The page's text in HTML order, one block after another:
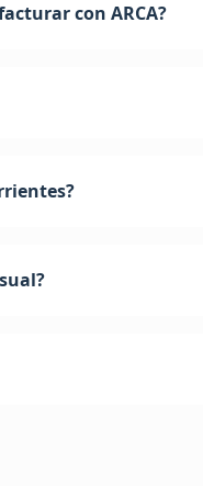
con ARCA?